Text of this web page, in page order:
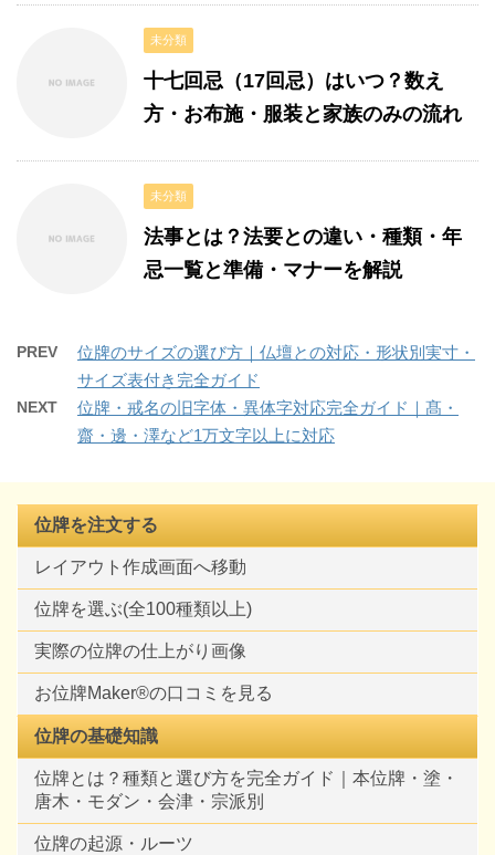
未分類
十七回忌（17回忌）はいつ？数え
方・お布施・服装と家族のみの流れ
未分類
法事とは？法要との違い・種類・年
忌一覧と準備・マナーを解説
PREV
位牌のサイズの選び方｜仏壇との対応・形状別実寸・
サイズ表付き完全ガイド
NEXT
位牌・戒名の旧字体・異体字対応完全ガイド｜髙・
齋・邊・澤など1万文字以上に対応
位牌を注文する
レイアウト作成画面へ移動
位牌を選ぶ(全100種類以上)
実際の位牌の仕上がり画像
お位牌Maker®の口コミを見る
位牌の基礎知識
位牌とは？種類と選び方を完全ガイド｜本位牌・塗・
唐木・モダン・会津・宗派別
位牌の起源・ルーツ